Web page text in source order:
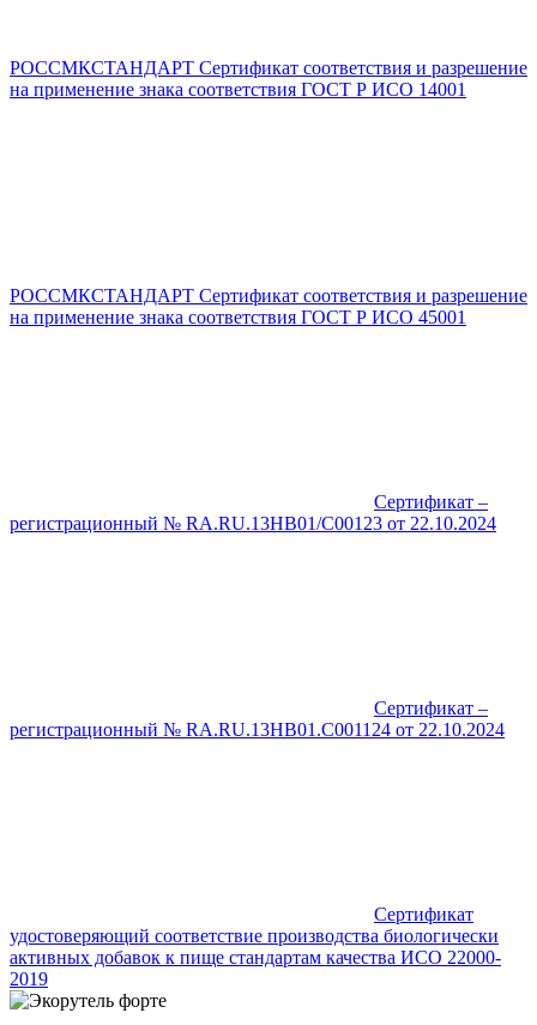
РОССМКСТАНДАРТ Сертификат соответствия и разрешение
на применение знака соответствия ГОСТ Р ИСО 14001
РОССМКСТАНДАРТ Сертификат соответствия и разрешение
на применение знака соответствия ГОСТ Р ИСО 45001
Сертификат –
регистрационный № RA.RU.13HB01/C00123 от 22.10.2024
Сертификат –
регистрационный № RA.RU.13HB01.C001124 от 22.10.2024
Сертификат
удостоверяющий соответствие производства биологически
активных добавок к пище стандартам качества ИСО 22000-
2019